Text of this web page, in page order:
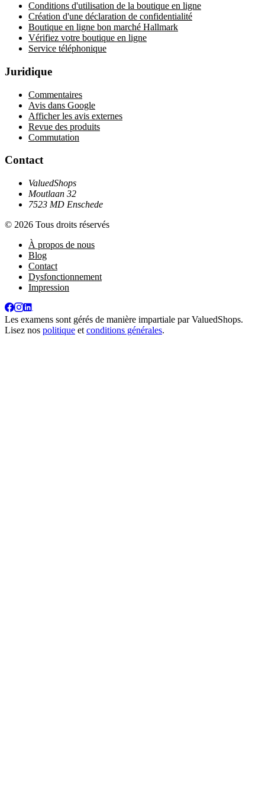
Conditions d'utilisation de la boutique en ligne
Création d'une déclaration de confidentialité
Boutique en ligne bon marché Hallmark
Vérifiez votre boutique en ligne
Service téléphonique
Juridique
Commentaires
Avis dans Google
Afficher les avis externes
Revue des produits
Commutation
Contact
ValuedShops
Moutlaan 32
7523 MD Enschede
© 2026 Tous droits réservés
À propos de nous
Blog
Contact
Dysfonctionnement
Impression
Les examens sont gérés de manière impartiale parValuedShops.
Lisez nos politique et conditions générales.